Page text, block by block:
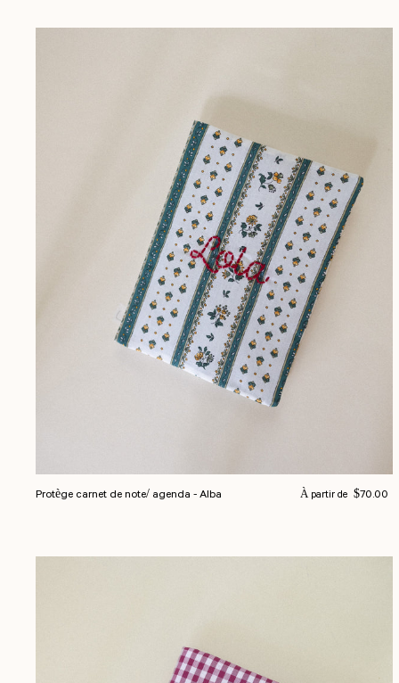
Protège carnet de note/ agenda - Alba Prix normal
À partir de $70.00